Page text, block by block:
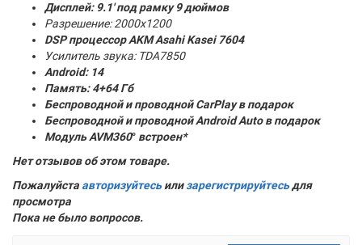
Дисплей: 9.1' под рамку 9 дюймов
Разрешение: 2000x1200
DSP процессор AKM Asahi Kasei 7604
Усилитель звука: TDA7850
Android: 14
Память:4+64 Гб
Беспроводной и проводной CarPlay в подарок
Беспроводной и проводной Android Auto в подарок
Модуль AVM360° встроен*
Нет отзывов об этом товаре.
Пожалуйста авторизуйтесьилизарегистрируйтесьдля
просмотра
Пока не было вопросов.